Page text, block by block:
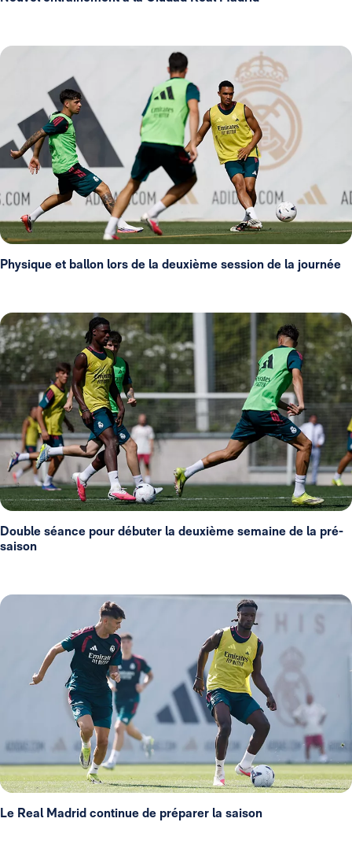
Physique et ballon lors de la deuxième session de la journée
Double séance pour débuter la deuxième semaine de la pré-
saison
Le Real Madrid continue de préparer la saison